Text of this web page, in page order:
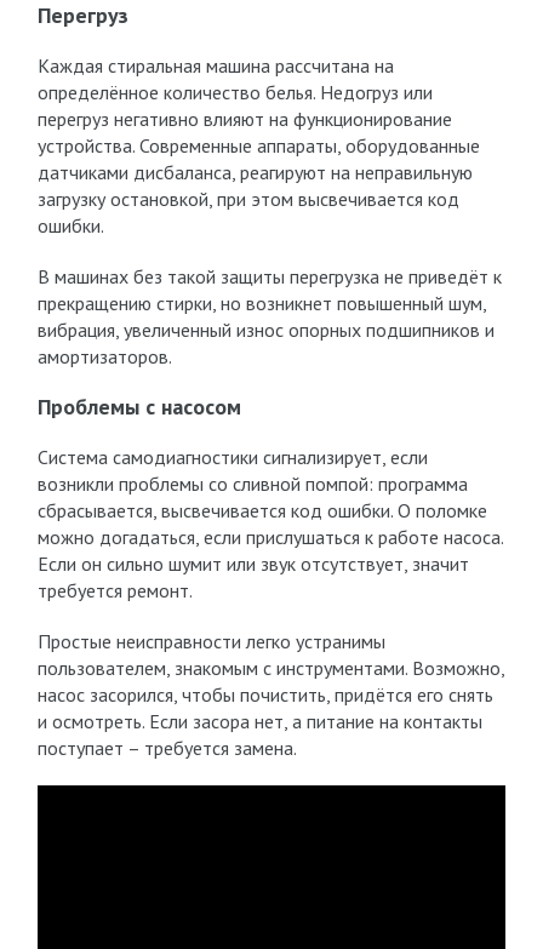
Перегруз
Каждая стиральная машина рассчитана на
определённое количество белья. Недогруз или
перегруз негативно влияют на функционирование
устройства. Современные аппараты, оборудованные
датчиками дисбаланса, реагируют на неправильную
загрузку остановкой, при этом высвечивается код
ошибки.
В машинах без такой защиты перегрузка не приведёт к
прекращению стирки, но возникнет повышенный шум,
вибрация, увеличенный износ опорных подшипников и
амортизаторов.
Проблемы с насосом
Система самодиагностики сигнализирует, если
возникли проблемы со сливной помпой: программа
сбрасывается, высвечивается код ошибки. О поломке
можно догадаться, если прислушаться к работе насоса.
Если он сильно шумит или звук отсутствует, значит
требуется ремонт.
Простые неисправности легко устранимы
пользователем, знакомым с инструментами. Возможно,
насос засорился, чтобы почистить, придётся его снять
и осмотреть. Если засора нет, а питание на контакты
поступает – требуется замена.